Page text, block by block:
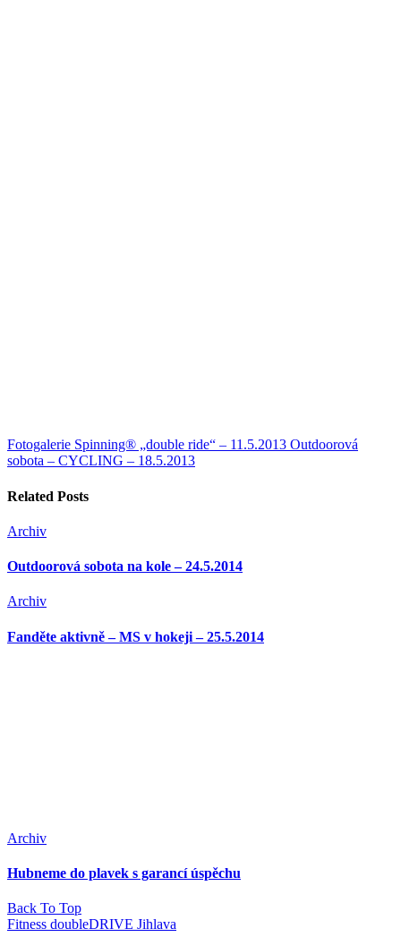
Fotogalerie Spinning® „double ride“ – 11.5.2013 Outdoorová
sobota – CYCLING – 18.5.2013
Related Posts
Archiv
Outdoorová sobota na kole – 24.5.2014
Archiv
Fanděte aktivně – MS v hokeji – 25.5.2014
Archiv
Hubneme do plavek s garancí úspěchu
Back To Top
Fitness doubleDRIVE Jihlava